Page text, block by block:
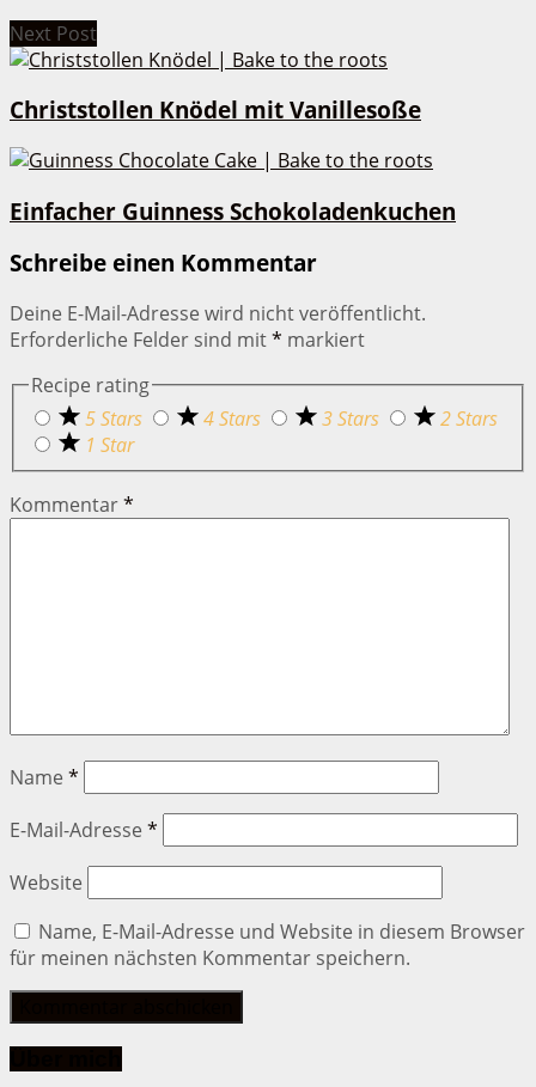
Next Post
Christstollen Knödel mit Vanillesoße
Einfacher Guinness Schokoladenkuchen
Schreibe einen Kommentar
Deine E-Mail-Adresse wird nicht veröffentlicht.
Erforderliche Felder sind mit* markiert
Recipe rating
5 Stars
4 Stars 3 Stars
2 Stars
1 Star
Kommentar*
Name *
E-Mail-Adresse *
Website
Name, E-Mail-Adresse und Website in diesem Browser
für meinen nächsten Kommentar speichern.